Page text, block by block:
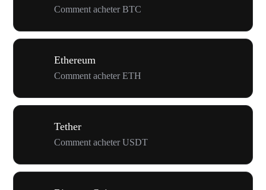
Comment acheter BTC
Ethereum
Comment acheter ETH
Tether
Comment acheter USDT